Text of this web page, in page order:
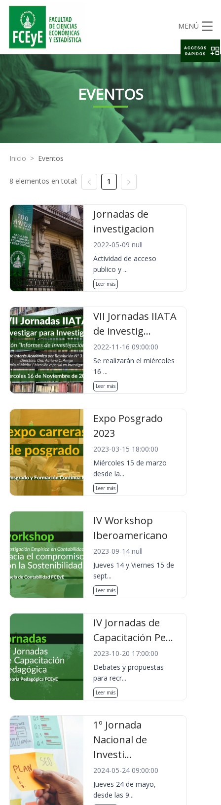
MENÚ
EVENTOS
Inicio > Eventos
8 elementos en total: 1
Jornadas de
investigacion
2022-05-09 null
Actividad de acceso
publico y ...
Leer más
VII Jornadas IIATA
de investig...
2022-11-16 09:00:00
Se realizarán el miércoles
16 ...
Leer más
Expo Posgrado
2023
2023-03-15 18:00:00
Miércoles 15 de marzo
desde la...
Leer más
IV Workshop
Iberoamericano
2023-09-14 null
Jueves 14 y Viernes 15 de
sept...
Leer más
IV Jornadas de
Capacitación Pe...
2023-10-20 17:00:00
Debates y propuestas
para recr...
Leer más
1º Jornada
Nacional de
Investi...
2024-05-24 09:00:00
Jueves 24 de mayo,
desde las 9...
ACCESOS
RAPIDOS